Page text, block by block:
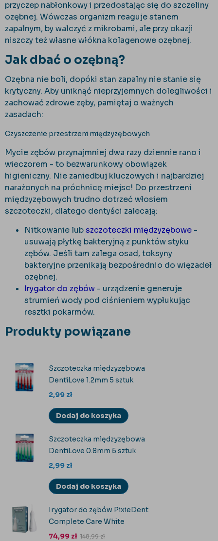
przyczep nabłonkowy i przedostając się do szczeliny
ozębnej. Wówczas organizm reaguje stanem
zapalnym, by walczyć z mikrobami, ale przy okazji
niszczy też własne włókna kolagenowe ozębnej.
Jak dbać o ozębną?
Ozębna nie boli, dopóki stan zapalny nie stanie się
krytyczny. Aby uniknąć nieprzyjemnych dolegliwości i
zachować zdrowe zęby, pamiętaj o ważnych
zasadach:
Czyszczenie przestrzeni międzyzębowych
Mycie zębów przynajmniej dwa razy dziennie rano i
wieczorem - to bezwarunkowy obowiązek
higieniczny. Nie zaniedbuj kluczowych i najbardziej
narażonych na próchnicę miejsc! Do przestrzeni
międzyzębowych trudno dotrzeć włosiem
szczoteczki, dlatego dentyści zalecają:
Nitkowanie lubszczoteczki międzyzębowe -
usuwają płytkę bakteryjną z punktów styku
zębów. Jeśli tam zalega osad, toksyny
bakteryjne przenikają bezpośrednio do więzadeł
ozębnej.
Irygator do zębów - urządzenie generuje
strumień wody pod ciśnieniem wypłukując
resztki pokarmów.
Produkty powiązane
Szczoteczka międzyzębowa
DentiLove 1.2mm 5 sztuk
2,99 zł
Dodaj do koszyka
Szczoteczka międzyzębowa
DentiLove 0.8mm 5 sztuk
2,99 zł
Dodaj do koszyka
Irygator do zębów PixieDent
Complete Care White
74,99 zł 148,99zł